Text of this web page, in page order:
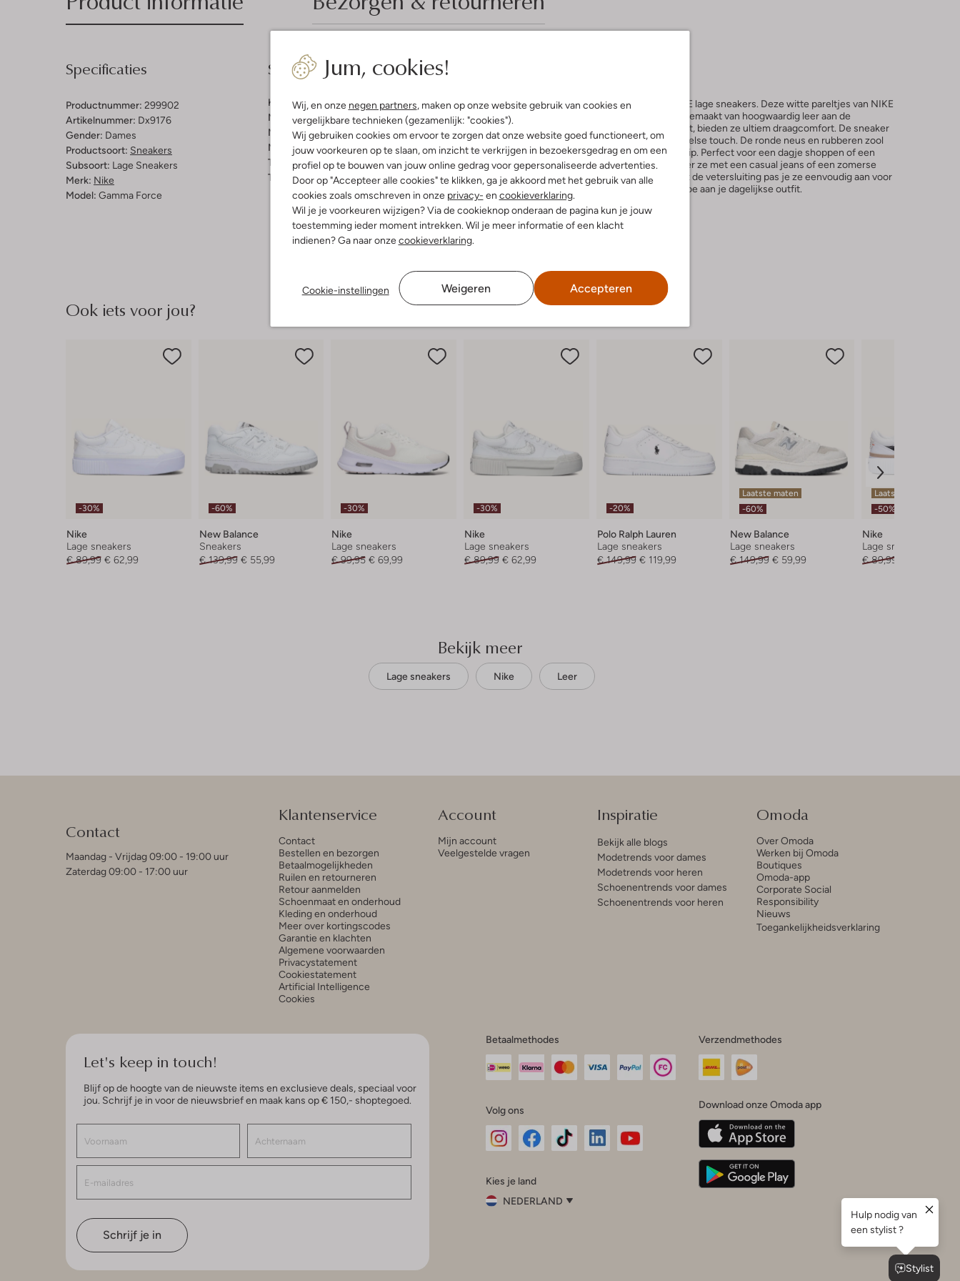
Jum, cookies!
Wij, en onze negen partners, maken op onze website gebruik van cookies en
vergelijkbare technieken (gezamenlijk: "cookies").
Wij gebruiken cookies om ervoor te zorgen dat onze website goed functioneert, om
jouw voorkeuren op te slaan, om inzicht te verkrijgen in bezoekersgedrag en om een
profiel op te bouwen van jouw online gedrag voor gepersonaliseerde advertenties.
Door op "Accepteer alle cookies" te klikken, ga je akkoord met het gebruik van alle
cookies zoals omschreven in onze privacy- en cookieverklaring.
Wil je je voorkeuren wijzigen? Via de cookieknop onderaan de pagina kun je jouw
toestemming ieder moment intrekken. Wil je meer informatie of een klacht
indienen? Ga naar onzecookieverklaring.
Cookie-instellingen Weigeren Accepteren
Specificaties
Productnummer: 299902
Artikelnummer: Dx9176
Gender: Dames
Productsoort: Sneakers
Subsoort: Lage Sneakers
Merk: Nike
Model: Gamma Force
Samenstelling & Pasvorm
Kleur:Wit
Materiaal buitenkant: Leer
Materiaal binnenkant:Textiel
Materiaal zool:Rubber
Type sluiting:Veter
Type neus:Ronde Neus
Stap stijlvol de dag in met de GAMMA FORCE lage sneakers. Deze witte pareltjes van NIKE
combineren moeiteloos comfort en mode. Gemaakt van hoogwaardig leer aan de
buitenkant en zacht textiel aan de binnenkant, bieden ze ultiem draagcomfort. De sneaker
heeft beige panelen en Nike logo, geven speelse touch. De ronde neus en rubberen zool
zorgen voor een sportieve look en stevige grip. Perfect voor een dagje shoppen of een
ontspannen wandeling in het park. Combineer ze met een casual jeans of een zomerse
jurk voor een frisse, moderne uitstraling. Met de vetersluiting pas je ze eenvoudig aan voor
de perfecte fit. Voeg een vleugje elegantie toe aan je dagelijkse outfit.
Ook iets voor jou?
-30%
Nike
Lage sneakers
€ 89,99 € 62,99
-60%
New Balance
Sneakers
€ 139,99 € 55,99
-30%
Nike
Lage sneakers
€ 99,95 € 69,99
-30%
Nike
Lage sneakers
€ 89,99 € 62,99
-20%
Polo Ralph Lauren
Lage sneakers
€ 149,99 € 119,99
Laatste maten
-60%
New Balance
Lage sneakers
€ 149,99 € 59,99
Laatste maten
-50%
Nike
Lage sneakers
€ 89,99
Bekijk meer
Lage sneakers Nike Leer
Contact
Maandag - Vrijdag 09:00 - 19:00 uur
Zaterdag 09:00 - 17:00 uur
Klantenservice
Contact
Bestellen en bezorgen
Betaalmogelijkheden
Ruilen en retourneren
Retour aanmelden
Schoenmaat en onderhoud
Kleding en onderhoud
Meer over kortingscodes
Garantie en klachten
Algemene voorwaarden
Privacystatement
Cookiestatement
Artificial Intelligence
Cookies
Account
Mijn account
Veelgestelde vragen
Inspiratie
Bekijk alle blogs
Modetrends voor dames
Modetrends voor heren
Schoenentrends voor dames
Schoenentrends voor heren
Omoda
Over Omoda
Werken bij Omoda
Boutiques
Omoda-app
Corporate Social
Responsibility
Nieuws
Toegankelijkheidsverklaring
Let's keep in touch!
Blijf op de hoogte van de nieuwste items en exclusieve deals, speciaal voor
jou. Schrijf je in voor de nieuwsbrief en maak kans op € 150,- shoptegoed.
Schrijf je in
Betaalmethodes
Volg ons
InstagramFacebook
Kies je land
NEDERLAND
Verzendmethodes
Download onze Omoda app